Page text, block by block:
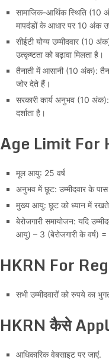
सामाजिक-आर्थिक स्थिति (10
मापदंडों के आधार पर 10 अंक
सीईटी योग्य उम्मीदवार (10
उत्कृष्टता को बढ़ावा मिलता है।
तैनाती में आसानी (10 अंक):
जोर देते हैं।
सरकारी कार्य अनुभव (10 अंक):
दर्शाता है।
Age Limit For
मूल आयु: 25 वर्ष
अनुभव में छूट: उम्मीदवार के
मुख्य आयु: छूट को ध्यान में
बेरोजगारी समायोजन: यदि
आयु) – 3 (बेरोजगारी के वर्ष) =
HKRN For
सभी उम्मीदवारों को रुपये का
HKRN कैसे
आधिकारिक वेबसाइट पर जाएं.